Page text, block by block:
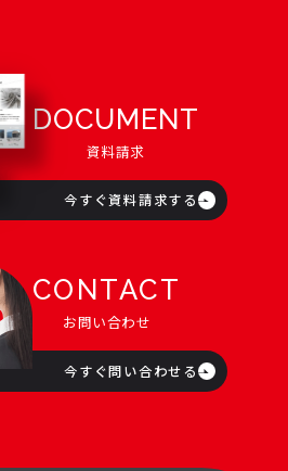
DOCUMENT
資料請求
今すぐ資料請求する
CONTACT
お問い合わせ
今すぐ問い合わせる